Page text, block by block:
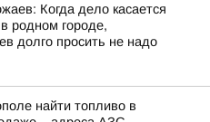
Когда дело касается
родном городе,
долго просить не надо
найти топливо в